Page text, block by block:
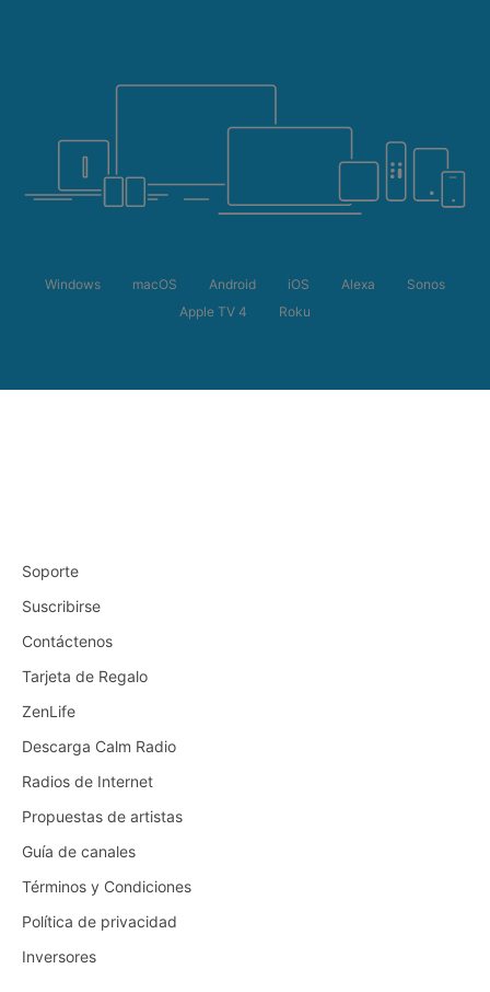
Windows macOS Android iOS Alexa
Sonos
Apple TV 4
Roku
Soporte
Suscribirse
Contáctenos
Tarjeta de Regalo
ZenLife
Descarga Calm Radio
Radios de Internet
Propuestas de artistas
Guía de canales
Términos y Condiciones
Política de privacidad
Inversores